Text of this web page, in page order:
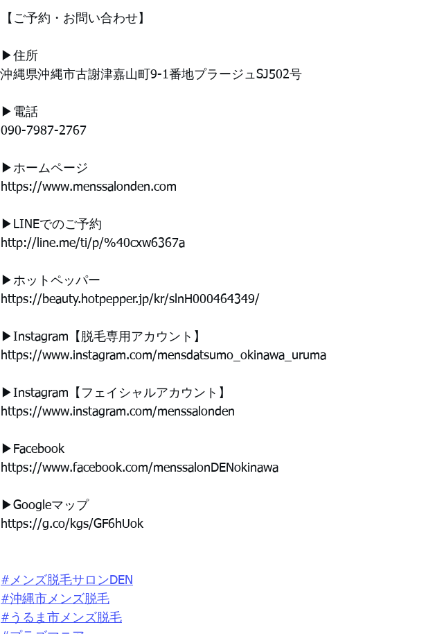
【ご予約・お問い合わせ】
▶︎住所
沖縄県沖縄市古謝津嘉山町9-1番地プラージュSJ502号
▶︎電話
090-7987-2767
▶︎ホームページ
https://www.menssalonden.com
▶︎LINEでのご予約
http://line.me/ti/p/%40cxw6367a
▶︎ホットペッパー
https://beauty.hotpepper.jp/kr/slnH000464349/
▶︎Instagram【脱毛専用アカウント】
https://www.instagram.com/mensdatsumo_okinawa_uruma
▶︎Instagram【フェイシャルアカウント】
https://www.instagram.com/menssalonden
▶︎Facebook
https://www.facebook.com/menssalonDENokinawa
▶︎Googleマップ
https://g.co/kgs/GF6hUok
#メンズ脱毛サロンDEN
#沖縄市メンズ脱毛
#うるま市メンズ脱毛